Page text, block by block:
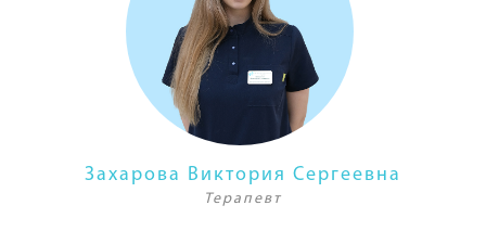
Захарова Виктория Сергеевна
Терапевт